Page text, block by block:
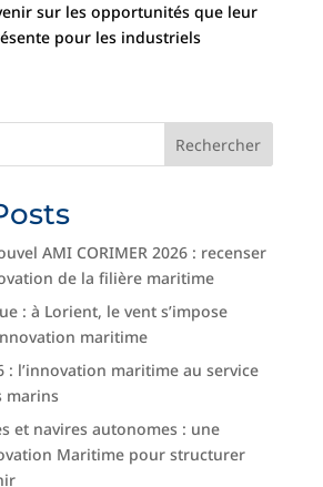
sur les opportunités que leur
pour les industriels
Rechercher
AMI CORIMER 2026 : recenser
de la filière maritime
: à Lorient, le vent s’impose
maritime
: l’innovation maritime au service
marins
et navires autonomes : une
Maritime pour structurer